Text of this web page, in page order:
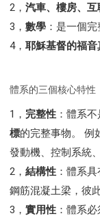
智慧與悟性
從
"如何"
屬靈人的
004課程 - 華人命
301課程 - 領袖實
308課程 - 牧養理
2， 汽車、樓房、互
3， 數學 ：是一個
4， 耶穌基督的福音
體系的三個核心特性
1， 完整性 ：體系
標的完整事物。 例
發動機、控制系統
2， 結構性 ：體系
鋼筋混凝土梁，彼此
3， 實用性 ：體系